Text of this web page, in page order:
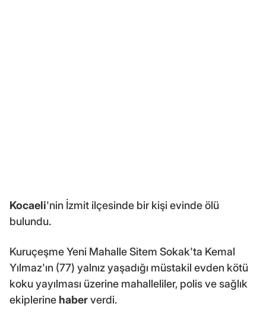
Kocaeli'nin İzmit ilçesinde bir kişi evinde ölü
bulundu.
Kuruçeşme Yeni Mahalle Sitem Sokak'ta Kemal
Yılmaz'ın (77) yalnız yaşadığı müstakil evden kötü
koku yayılması üzerine mahalleliler, polis ve sağlık
ekiplerine haberverdi.